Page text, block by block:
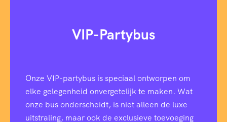
VIP-Partybus
Onze VIP-partybus is speciaal ontworpen om
elke gelegenheid onvergetelijk te maken. Wat
onze bus onderscheidt, is niet alleen de luxe
uitstraling, maar ook de exclusieve toevoeging